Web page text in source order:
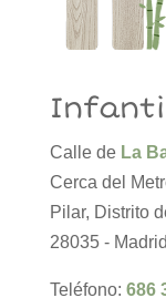
Calle de La
Cerca del
Pilar, Distrito
28035 -
Teléfono: 686